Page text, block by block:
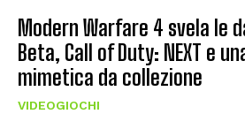
Modern Warfare 4 svela le
Beta, Call of Duty: NEXT e
mimetica da collezione
VIDEOGIOCHI